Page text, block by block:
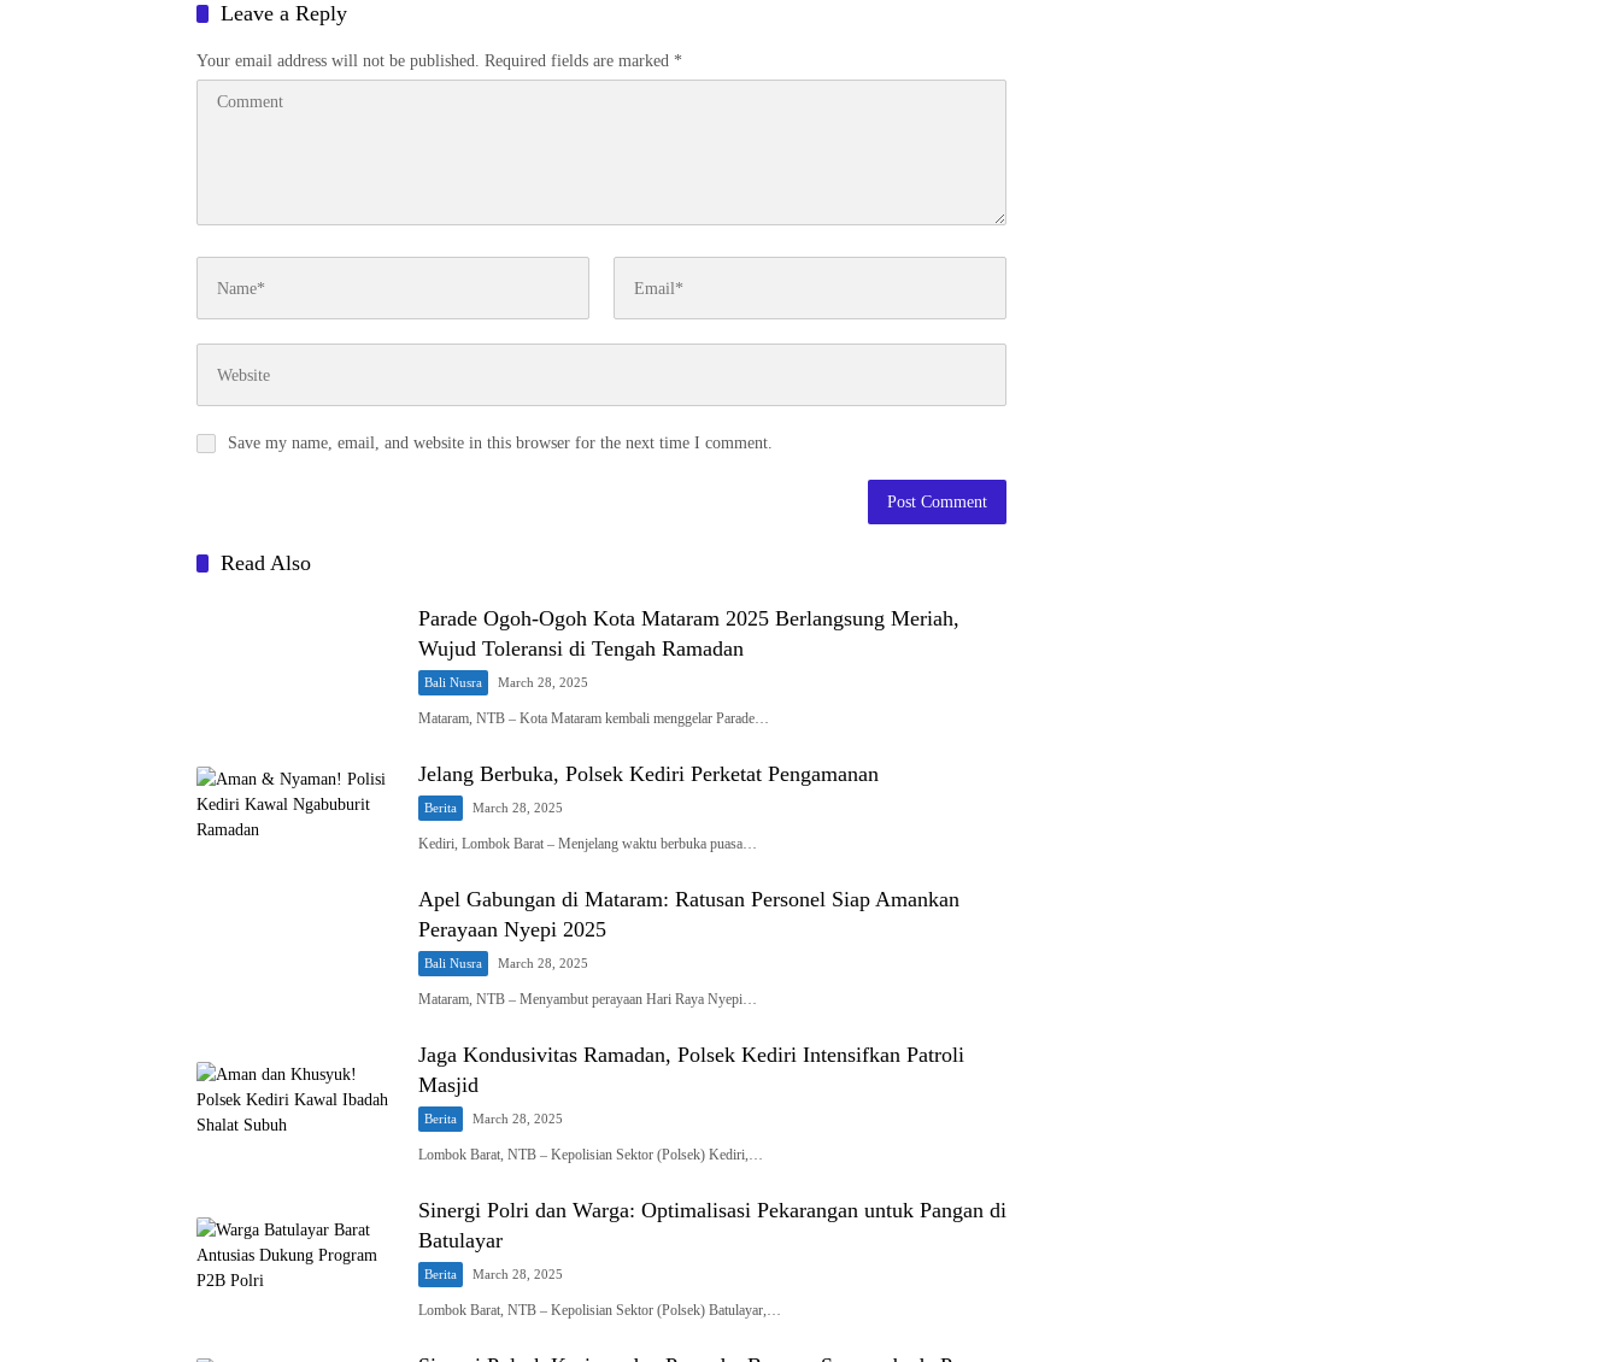
Leave a Reply
Your email address will not be published. Required fields are marked *
Save my name, email, and website in this browser for the next time I comment.
Read Also
Parade Ogoh-Ogoh Kota Mataram 2025 Berlangsung Meriah,
Wujud Toleransi di Tengah Ramadan
Bali Nusra March 28, 2025
Mataram, NTB – Kota Mataram kembali menggelar Parade…
Jelang Berbuka, Polsek Kediri Perketat Pengamanan
Berita March 28, 2025
Kediri, Lombok Barat – Menjelang waktu berbuka puasa…
Apel Gabungan di Mataram: Ratusan Personel Siap Amankan
Perayaan Nyepi 2025
Bali Nusra March 28, 2025
Mataram, NTB – Menyambut perayaan Hari Raya Nyepi…
Jaga Kondusivitas Ramadan, Polsek Kediri Intensifkan Patroli
Masjid
Berita March 28, 2025
Lombok Barat, NTB – Kepolisian Sektor (Polsek) Kediri,…
Sinergi Polri dan Warga: Optimalisasi Pekarangan untuk Pangan di
Batulayar
Berita March 28, 2025
Lombok Barat, NTB – Kepolisian Sektor (Polsek) Batulayar,…